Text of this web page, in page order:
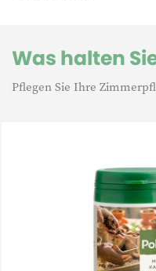
Was halten
Pflegen Sie Ihre